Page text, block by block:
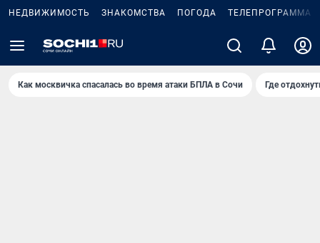
НЕДВИЖИМОСТЬ ЗНАКОМСТВА ПОГОДА ТЕЛЕПРОГРАММА
Как москвичка спасалась во время атаки БПЛА в Сочи Где